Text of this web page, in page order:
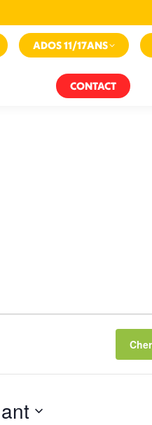
ADOS 11/17ANS
CONTACT